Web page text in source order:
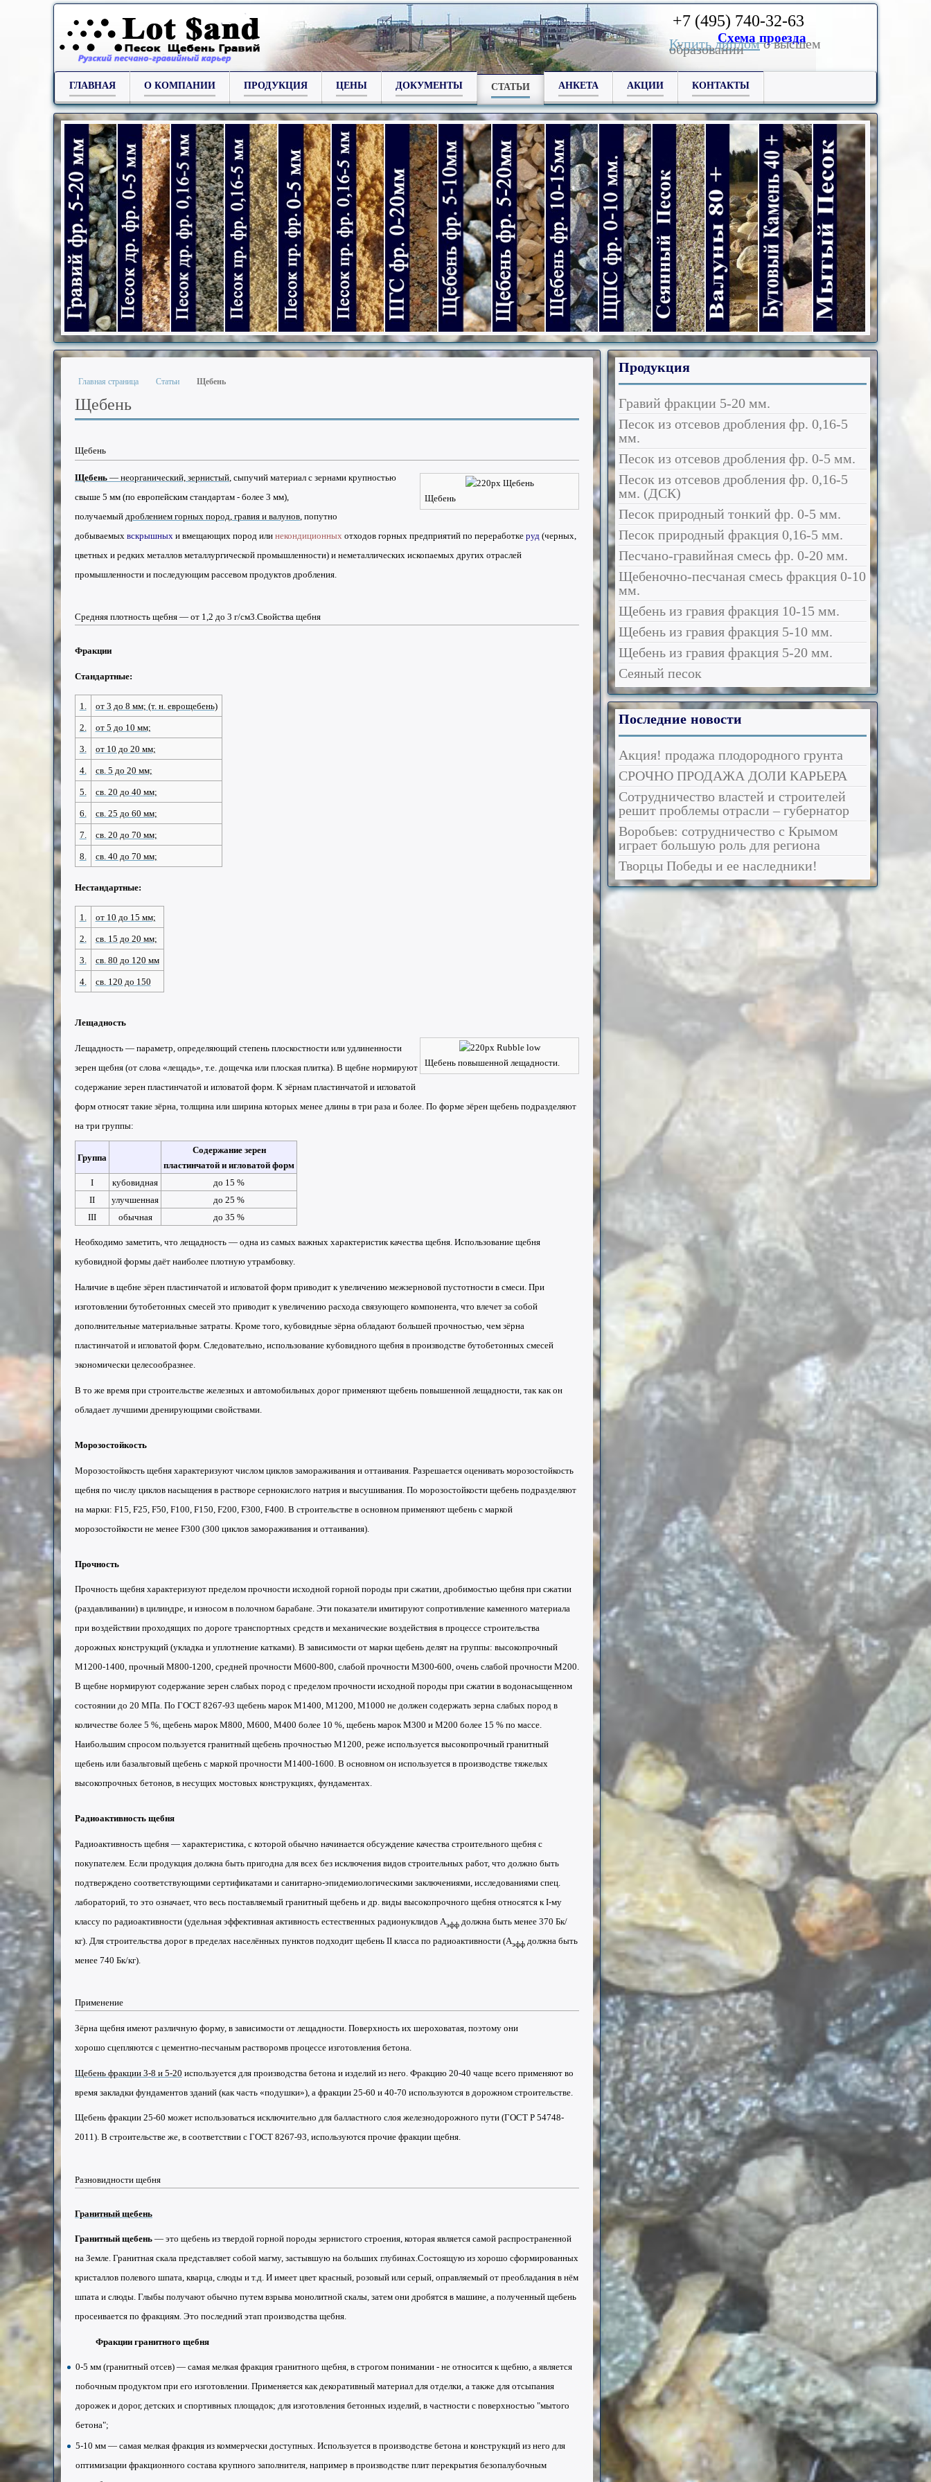
+7 (495) 740-32-63
Схема проезда
Купить дипломо высшем
образовании
ГЛАВНАЯ О КОМПАНИИ ПРОДУКЦИЯ ЦЕНЫ ДОКУМЕНТЫ СТАТЬИ АНКЕТА АКЦИИ КОНТАКТЫ
Гравий фракции 5-20 мм.
Песок из отсевов дробления фр. 0-5 мм.
Песок из отсевов дробления фр. 0,16-5 мм.
Песок из отсевов дробления фр. 0,16-5 мм. (ДСК)
Песок природный тонкий фр. 0-5 мм.
Песок природный фракция 0,16-5 мм.
Песчано-гравийная смесь фр. 0-20 мм.
Щебень из гравия фракция 5-10 мм.
Щебень из гравия фракция 5-20 мм.
Щебень из гравия фракция 10-15 мм.
Щебеночно-песчаная смесь фракция 0-10 мм.
Сеянный Песок
Валуны 80+Бутовый Камень 40+
Мытый Песок
Главная страница Статьи Щебень
Щебень
Щебень
Щебень
Щебень — неорганический, зернистый, сыпучий материал с зернами крупностью
свыше 5 мм (по европейским стандартам - более 3 мм),
получаемый дроблением горных пород, гравия и валунов, попутно
добываемых вскрышных и вмещающих пород или некондиционных отходов горных предприятий по переработке руд (черных,
цветных и редких металлов металлургической промышленности) и неметаллических ископаемых других отраслей
промышленности и последующим рассевом продуктов дробления.
Средняя плотность щебня — от 1,2 до 3 г/см3.Свойства щебня
Фракции
Стандартные:
1. от 3 до 8 мм; (т. н. еврощебень)
2. от 5 до 10 мм;
3. от 10 до 20 мм;
4. св. 5 до 20 мм;
5. св. 20 до 40 мм;
6. св. 25 до 60 мм;
7. св. 20 до 70 мм;
8. св. 40 до 70 мм;
Нестандартные:
1. от 10 до 15 мм;
2. св. 15 до 20 мм;
3. св. 80 до 120 мм
4. св. 120 до 150
Лещадность
Щебень повышенной лещадности.
Лещадность — параметр, определяющий степень плоскостности или удлиненности
зерен щебня (от слова «лещадь», т.е. дощечка или плоская плитка). В щебне нормируют
содержание зерен пластинчатой и игловатой форм. К зёрнам пластинчатой и игловатой
форм относят такие зёрна, толщина или ширина которых менее длины в три раза и более. По форме зёрен щебень подразделяют
на три группы:
Группа
Содержание зерен
пластинчатой и игловатой форм
I
кубовидная
до 15 %
II
улучшенная
до 25 %
III
обычная до 35 %
Необходимо заметить, что лещадность — одна из самых важных характеристик качества щебня. Использование щебня
кубовидной формы даёт наиболее плотную утрамбовку.
Наличие в щебне зёрен пластинчатой и игловатой форм приводит к увеличению межзерновой пустотности в смеси. При
изготовлении бутобетонных смесей это приводит к увеличению расхода связующего компонента, что влечет за собой
дополнительные материальные затраты. Кроме того, кубовидные зёрна обладают большей прочностью, чем зёрна
пластинчатой и игловатой форм. Следовательно, использование кубовидного щебня в производстве бутобетонных смесей
экономически целесообразнее.
В то же время при строительстве железных и автомобильных дорог применяют щебень повышенной лещадности, так как он
обладает лучшими дренирующими свойствами.
Морозостойкость
Морозостойкость щебня характеризуют числом циклов замораживания и оттаивания. Разрешается оценивать морозостойкость
щебня по числу циклов насыщения в растворе сернокислого натрия и высушивания. По морозостойкости щебень подразделяют
на марки: F15, F25, F50, F100, F150, F200, F300, F400. В строительстве в основном применяют щебень с маркой
морозостойкости не менее F300 (300 циклов замораживания и оттаивания).
Прочность
Прочность щебня характеризуют пределом прочности исходной горной породы при сжатии, дробимостью щебня при сжатии
(раздавливании) в цилиндре, и износом в полочном барабане. Эти показатели имитируют сопротивление каменного материала
при воздействии проходящих по дороге транспортных средств и механические воздействия в процессе строительства
дорожных конструкций (укладка и уплотнение катками). В зависимости от марки щебень делят на группы: высокопрочный
М1200-1400, прочный М800-1200, средней прочности М600-800, слабой прочности М300-600, очень слабой прочности М200.
В щебне нормируют содержание зерен слабых пород с пределом прочности исходной породы при сжатии в водонасыщенном
состоянии до 20 МПа. По ГОСТ 8267-93 щебень марок М1400, М1200, М1000 не должен содержать зерна слабых пород в
количестве более 5 %, щебень марок М800, М600, М400 более 10 %, щебень марок М300 и М200 более 15 % по массе.
Наибольшим спросом пользуется гранитный щебень прочностью М1200, реже используется высокопрочный гранитный
щебень или базальтовый щебень с маркой прочности М1400-1600. В основном он используется в производстве тяжелых
высокопрочных бетонов, в несущих мостовых конструкциях, фундаментах.
Радиоактивность щебня
Радиоактивность щебня — характеристика, с которой обычно начинается обсуждение качества строительного щебня с
покупателем. Если продукция должна быть пригодна для всех без исключения видов строительных работ, что должно быть
подтверждено соответствующими сертификатами и санитарно-эпидемиологическими заключениями, исследованиями спец.
лабораторий, то это означает, что весь поставляемый гранитный щебень и др. виды высокопрочного щебня относятся к I-му
классу по радиоактивности (удельная эффективная активность естественных радионуклидов Аэфф должна быть менее 370 Бк/
кг). Для строительства дорог в пределах населённых пунктов подходит щебень II класса по радиоактивности (Аэфф должна быть
менее 740 Бк/кг).
Применение
Зёрна щебня имеют различную форму, в зависимости от лещадности Поверхность их шероховатая , поэтому они
хорошо сцепляются с цементно-песчаным растворомв процессе изготовления бетона
Щебень фракции 3-8 и 5-20 используется для производства бетона и изделий из него. Фракцию 20-40 чаще всего применяют во
время закладки фундаментов зданий (как часть «подушки»), а фракции 25-60 и 40-70 используются в дорожном строительстве.
Щебень фракции 25-60 может использоваться исключительно для балластного слоя железнодорожного пути (ГОСТ Р 54748-
2011). В строительстве же, в соответствии с ГОСТ 8267-93, используются прочие фракции щебня.
Разновидности щебня
Гранитный щебень
Гранитный щебень — это щебень из твердой горной породы зернистого строения, которая является самой распространенной
на Земле. Гранитная скала представляет собой магму, застывшую на больших глубинах.Состоящую из хорошо сформированных
кристаллов полевого шпата, кварца, слюды и т.д. И имеет цвет красный, розовый или серый, оправляемый от преобладания в нём
шпата и слюды. Глыбы получают обычно путем взрыва монолитной скалы, затем они дробятся в машине, а полученный щебень
просеивается по фракциям. Это последний этап производства щебня.
Фракции гранитного щебня
0-5 мм (гранитный отсев) — самая мелкая фракция гранитного щебня, в строгом понимании - не относится к щебню, а является
побочным продуктом при его изготовлении. Применяется как декоративный материал для отделки, а также для отсыпания
дорожек и дорог, детских и спортивных площадок; для изготовления бетонных изделий, в частности с поверхностью "мытого
бетона";
5-10 мм — самая мелкая фракция из коммерчески доступных. Используется в производстве бетона и конструкций из него для
оптимизации фракционного состава крупного заполнителя, например в производстве плит перекрытия безопалубочным
Продукция
Гравий фракции 5-20 мм.
Песок из отсевов дробления фр. 0,16-5
мм.
Песок из отсевов дробления фр. 0-5 мм.
Песок из отсевов дробления фр. 0,16-5
мм. (ДСК)
Песок природный тонкий фр. 0-5 мм.
Песок природный фракция 0,16-5 мм.
Песчано-гравийная смесь фр. 0-20 мм.
Щебеночно-песчаная смесь фракция 0-10
мм.
Щебень из гравия фракция 10-15 мм.
Щебень из гравия фракция 5-10 мм.
Щебень из гравия фракция 5-20 мм.
Сеяный песок
Последние новости
Акция! продажа плодородного грунта
СРОЧНО ПРОДАЖА ДОЛИ КАРЬЕРА
Сотрудничество властей и строителей
решит проблемы отрасли – губернатор
Воробьев: сотрудничество с Крымом
играет большую роль для региона
Творцы Победы и ее наследники!